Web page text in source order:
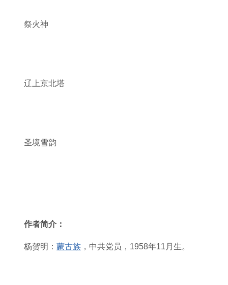
祭火神
辽上京北塔
圣境雪韵
作者简介：
杨贺明： 蒙古族 ，中共党员，1958年11月生。